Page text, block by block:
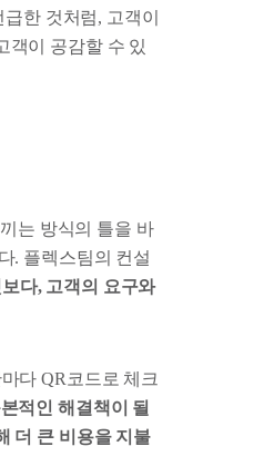
한 것처럼, 고객이
객이 공감할 수 있
는 방식의 틀을 바
. 플렉스팀의 컨설
다, 고객의 요구와
다 QR코드로 체크
적인 해결책이 될
더 큰 비용을 지불